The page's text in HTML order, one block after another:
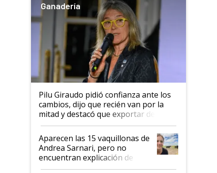
Ganadería
Pilu Giraudo pidió confianza ante los
cambios, dijo que recién van por la
mitad y destacó que exportar dejó de
ser "para unos pocos": "Tenemos un
mandato muy claro del gobierno
nacional"
Aparecen las 15 vaquillonas de
Andrea Sarnari, pero no
encuentran explicación de
cómo llegaron allí